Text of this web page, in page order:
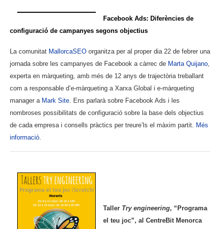
Facebook Ads: Diferències de
configuració de campanyes segons objectius
La comunitat MallorcaSEO organitza per al proper dia 22 de febrer una
jornada sobre les campanyes de Facebook a càrrec de Marta Quijano,
experta en màrqueting, amb més de 12 anys de trajectòria treballant
com a responsable d’e-màrqueting a Xarxa Global i e-màrqueting
manager a Mark Site. Ens parlarà sobre Facebook Ads i les
nombroses possibilitats de configuració sobre la base dels objectius
de cada empresa i consells pràctics per treure’ls el màxim partit. Més
informació.
Taller Try engineering, “Programa
el teu joc”, al CentreBit Menorca